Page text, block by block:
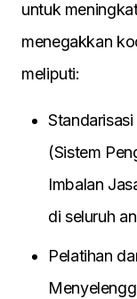
untuk
menegakkan
meliputi:
(Sistem
Imbalan
di seluruh
Pelatihan